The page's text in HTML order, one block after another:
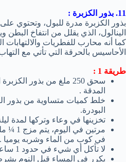
11. بذور الكزبرة :
بذور الكزبرة مدرة للبول، وتحتوي
الينالول، الذي يقلل من انتفاخ البطن
كما أنه محارب للفطريات والالتهابات
الأحاسيس بالحرقة التي تأتي مع
طريقة 1 :
سحق 250 ملغ من بذور
المدقة .
خلط كميات متساوية من بذور
البودرة.
تخزينها في وعاء وتركها لمدة
مرتين
في كوب من الماء وشربه يوميا .
لا تأكل أي شيء في حدود 1 ساعة من أخذ هذا الخليط .
يكرر في المساء قبل النوم